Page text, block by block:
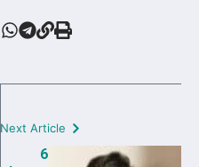
Next Article
6